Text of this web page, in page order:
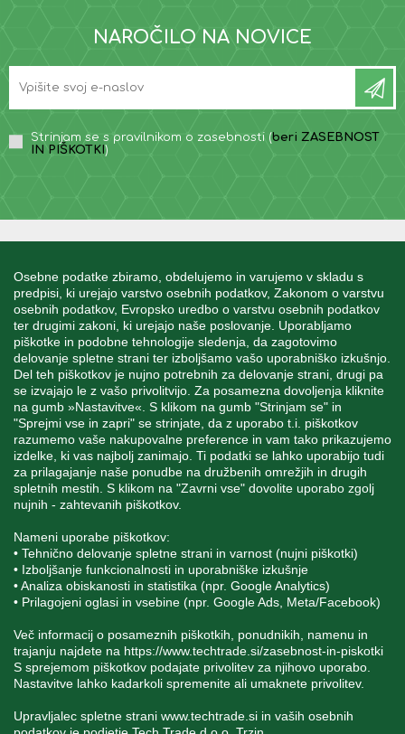
Osebne podatke zbiramo, obdelujemo in varujemo v skladu s
predpisi, ki urejajo varstvo osebnih podatkov, Zakonom o varstvu
osebnih podatkov, Evropsko uredbo o varstvu osebnih podatkov
ter drugimi zakoni, ki urejajo naše poslovanje. Uporabljamo
piškotke in podobne tehnologije sledenja, da zagotovimo
delovanje spletne strani ter izboljšamo vašo uporabniško izkušnjo.
Del teh piškotkov je nujno potrebnih za delovanje strani, drugi pa
se izvajajo le z vašo privolitvijo. Za posamezna dovoljenja kliknite
na gumb »Nastavitve«. S klikom na gumb "Strinjam se" in
"Sprejmi vse in zapri" se strinjate, da z uporabo t.i. piškotkov
razumemo vaše nakupovalne preference in vam tako prikazujemo
izdelke, ki vas najbolj zanimajo. Ti podatki se lahko uporabijo tudi
za prilagajanje naše ponudbe na družbenih omrežjih in drugih
spletnih mestih. S klikom na "Zavrni vse" dovolite uporabo zgolj
nujnih - zahtevanih piškotkov.
Nameni uporabe piškotkov:
• Tehnično delovanje spletne strani in varnost (nujni piškotki)
• Izboljšanje funkcionalnosti in uporabniške izkušnje
• Analiza obiskanosti in statistika (npr. Google Analytics)
• Prilagojeni oglasi in vsebine (npr. Google Ads, Meta/Facebook)
Več informacij o posameznih piškotkih, ponudnikih, namenu in
trajanju najdete na https://www.techtrade.si/zasebnost-in-piskotki
S sprejemom piškotkov podajate privolitev za njihovo uporabo.
Nastavitve lahko kadarkoli spremenite ali umaknete privolitev.
Upravljalec spletne strani www.techtrade.si in vaših osebnih
NAROČILO NA NOVICE
Strinjam se s pravilnikom o zasebnosti (beri ZASEBNOST
IN PIŠKOTKI )
MOJ RAČUN
STORITEV ZA STRANKE
SPREMLJAJTE NAS
+386 1 562 21 11
pravilne in verodostojne podatke. V kolikor na naši
spletni strani zasledite napačne oziroma neustrezne